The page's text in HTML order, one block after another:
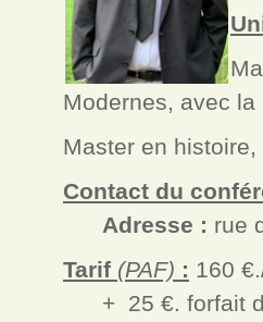
Modernes, avec
Master en
Contact du
Adresse : rue
Tarif (PAF) : 160
+ 25 €. forfait